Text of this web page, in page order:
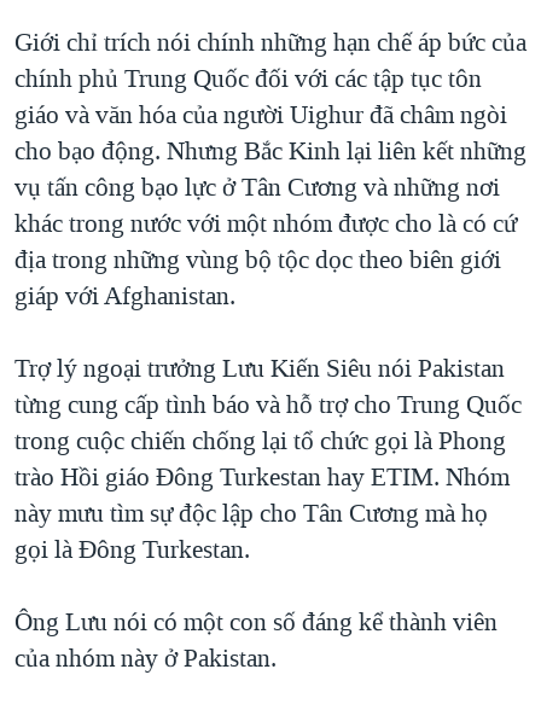
Giới chỉ trích nói chính những hạn chế áp bức của
chính phủ Trung Quốc đối với các tập tục tôn
giáo và văn hóa của người Uighur đã châm ngòi
cho bạo động. Nhưng Bắc Kinh lại liên kết những
vụ tấn công bạo lực ở Tân Cương và những nơi
khác trong nước với một nhóm được cho là có cứ
địa trong những vùng bộ tộc dọc theo biên giới
giáp với Afghanistan.
Trợ lý ngoại trưởng Lưu Kiến Siêu nói Pakistan
từng cung cấp tình báo và hỗ trợ cho Trung Quốc
trong cuộc chiến chống lại tổ chức gọi là Phong
trào Hồi giáo Đông Turkestan hay ETIM. Nhóm
này mưu tìm sự độc lập cho Tân Cương mà họ
gọi là Đông Turkestan.
Ông Lưu nói có một con số đáng kể thành viên
của nhóm này ở Pakistan.